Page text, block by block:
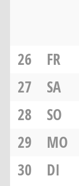
26
FR
27
SA
28
SO
29
MO
30
DI